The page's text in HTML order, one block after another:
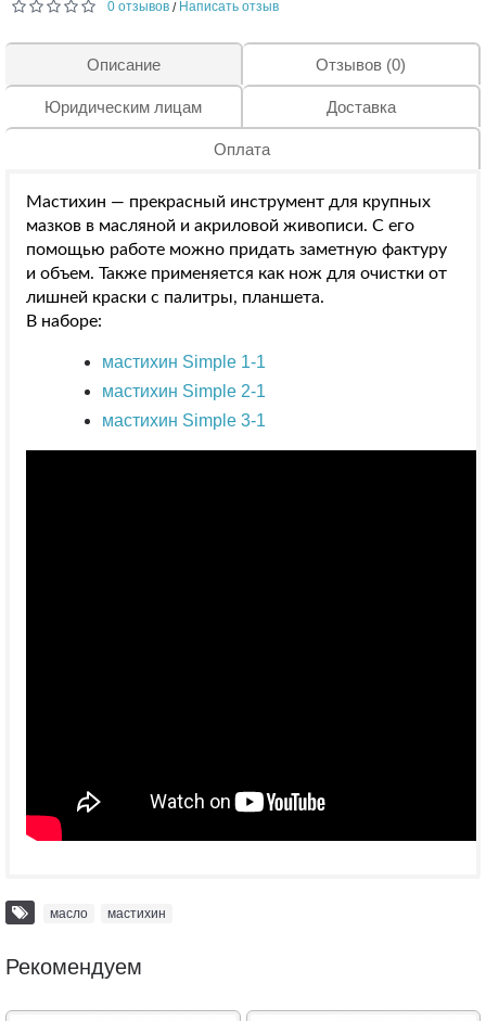
0 отзывов / Написать отзыв
Описание Отзывов (0)
Юридическим лицам Доставка
Оплата
Мастихин — прекрасный инструмент для крупных
мазков в масляной и акриловой живописи. С его
помощью работе можно придать заметную фактуру
и объем. Также применяется как нож для очистки от
лишней краски с палитры, планшета.
В наборе:
мастихин Simple 1-1
мастихин Simple 2-1
мастихин Simple 3-1
масло мастихин
Рекомендуем